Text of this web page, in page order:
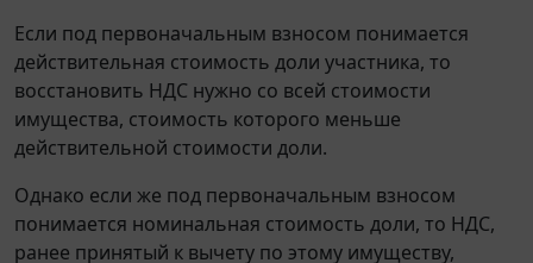
Если под первоначальным взносом понимается
действительная стоимость доли участника, то
восстановить НДС нужно со всей стоимости
имущества, стоимость которого меньше
действительной стоимости доли.
Однако если же под первоначальным взносом
понимается номинальная стоимость доли, то НДС,
ранее принятый к вычету по этому имуществу,